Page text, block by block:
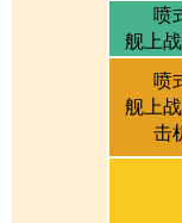
喷
舰上
喷
舰上
击